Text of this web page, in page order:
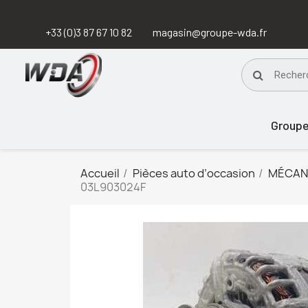
+33 (0)3 87 67 10 82 magasin@groupe-wda.fr
Accueil Pièces auto d’occasion
03L903024F